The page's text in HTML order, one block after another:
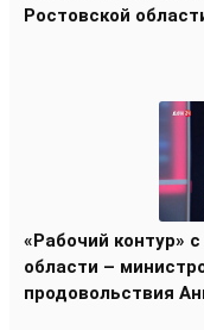
Ростовской
«Рабочий контур»
области –
продовольствия